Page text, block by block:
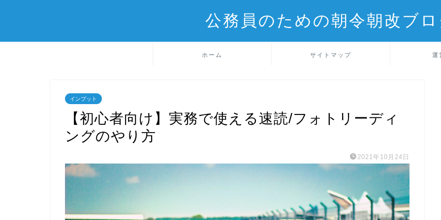
公務員のための朝令朝改ブ
ホーム サイトマップ 運
インプット
【初心者向け】実務で使える速読/フォトリーディ
ングのやり方
2021年10月24日